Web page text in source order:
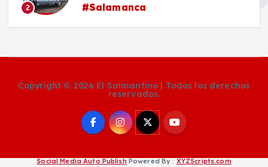
2
#Salamanca
Copyright © 2026 El Salmantino | Todos los derechos
reservados.
Social Media Auto Publish Powered By : XYZScripts.com